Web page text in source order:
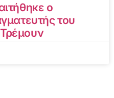
ο
του
Τρέμουν